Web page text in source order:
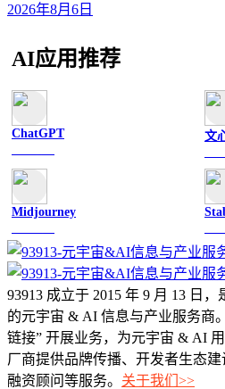
2026年8月6日
AI应用推荐
ChatGPT 文
Midjourney
93913 成立于 2015 年 9 月 13 日
的元宇宙 & AI 信息与产业服务商
链接” 开展业务，为元宇宙 & AI
厂商提供品牌传播、开发者生态
融资顾问等服务。 关于我们>>